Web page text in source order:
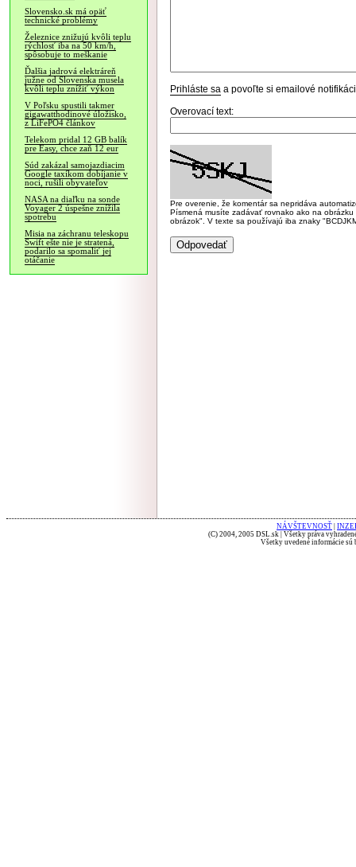
Slovensko.sk má opäť
technické problémy
Železnice znižujú kvôli teplu
rýchlosť iba na 50 km/h,
spôsobuje to meškanie
Ďalšia jadrová elektráreň
južne od Slovenska musela
kvôli teplu znížiť výkon
V Poľsku spustili takmer
gigawatthodinové úložisko,
z LiFePO4 článkov
Telekom pridal 12 GB balík
pre Easy, chce zaň 12 eur
Súd zakázal samojazdiacim
Google taxíkom dobíjanie v
noci, rušili obyvateľov
NASA na diaľku na sonde
Voyager 2 úspešne znížila
spotrebu
Misia na záchranu teleskopu
Swift ešte nie je stratená,
podarilo sa spomaliť jej
otáčanie
Prihláste sa a povoľte si emailové
Overovací text:
Pre overenie, že komentár sa nepridáva
Písmená musíte zadávať rovnako ako na
obrázok". V texte sa používajú iba znaky
NÁVŠTEVNOSŤ
(C) 2004, 2005 DSL.sk | Všetky práva
Všetky uvedené informácie sú